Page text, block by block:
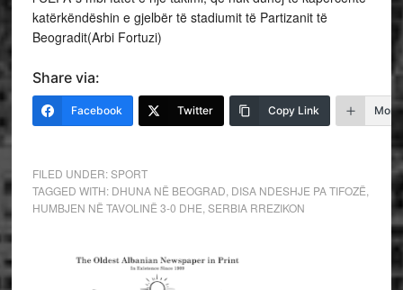
katërkëndëshin e gjelbër të stadiumit të Partizanit të
Beogradit(Arbi Fortuzi)
Share via:
Facebook Twitter Copy Link More
FILED UNDER:SPORT
TAGGED WITH: DHUNA NË BEOGRAD DISA NDESHJE PA TIFOZË
HUMBJEN NË TAVOLINË 3-0 DHE SERBIA RREZIKON